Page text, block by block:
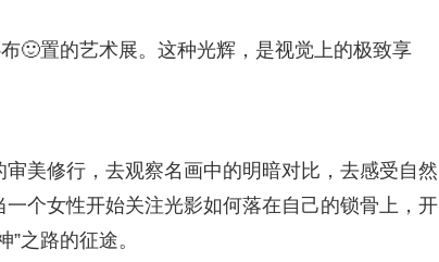
🙂置的艺术展。这种光辉，是视觉上的极致享
美修行，去观察名画中的明暗对比，去感受自然
个女性开始关注光影如何落在自己的锁骨上，开
之路的征途。